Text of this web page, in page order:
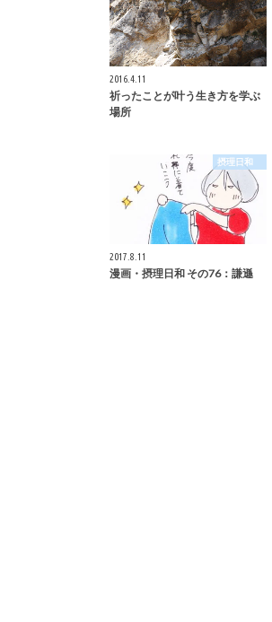
2016.4.11
祈ったことが叶う生き方を学ぶ
場所
摂理日和
2017.8.11
漫画・摂理日和 その76：謙遜